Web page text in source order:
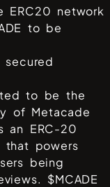
ERC20 network
to be
to be the
of Metacade
an ERC-20
that powers
being
$MCADE